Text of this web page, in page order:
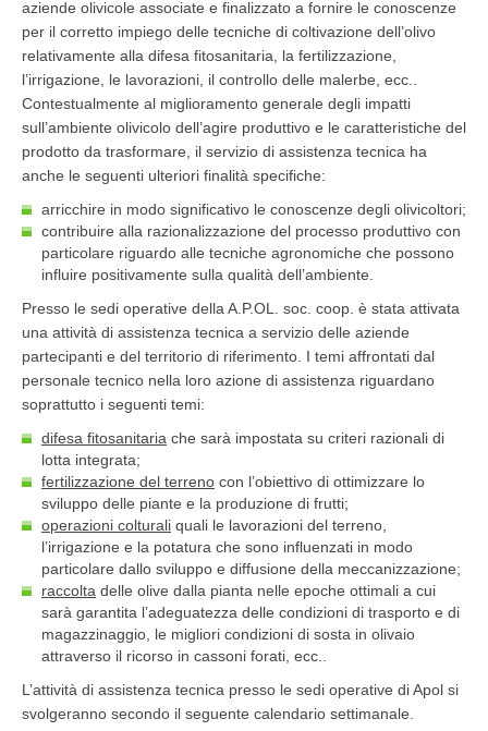
aziende olivicole associate e finalizzato a fornire le conoscenze
per il corretto impiego delle tecniche di coltivazione dell’olivo
relativamente alla difesa fitosanitaria, la fertilizzazione,
l’irrigazione, le lavorazioni, il controllo delle malerbe, ecc..
Contestualmente al miglioramento generale degli impatti
sull’ambiente olivicolo dell’agire produttivo e le caratteristiche del
prodotto da trasformare, il servizio di assistenza tecnica ha
anche le seguenti ulteriori finalità specifiche:
arricchire in modo significativo le conoscenze degli olivicoltori;
contribuire alla razionalizzazione del processo produttivo con
particolare riguardo alle tecniche agronomiche che possono
influire positivamente sulla qualità dell’ambiente.
Presso le sedi operative della A.P.OL. soc. coop. è stata attivata
una attività di assistenza tecnica a servizio delle aziende
partecipanti e del territorio di riferimento. I temi affrontati dal
personale tecnico nella loro azione di assistenza riguardano
soprattutto i seguenti temi:
difesa fitosanitaria che sarà impostata su criteri razionali di
lotta integrata;
fertilizzazione del terreno con l’obiettivo di ottimizzare lo
sviluppo delle piante e la produzione di frutti;
operazioni colturali quali le lavorazioni del terreno,
l’irrigazione e la potatura che sono influenzati in modo
particolare dallo sviluppo e diffusione della meccanizzazione;
raccolta delle olive dalla pianta nelle epoche ottimali a cui
sarà garantita l’adeguatezza delle condizioni di trasporto e di
magazzinaggio, le migliori condizioni di sosta in olivaio
attraverso il ricorso in cassoni forati, ecc..
L’attività di assistenza tecnica presso le sedi operative di Apol si
svolgeranno secondo il seguente calendario settimanale.